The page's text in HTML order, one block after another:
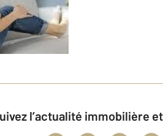
Suivez l’actualité immobilière